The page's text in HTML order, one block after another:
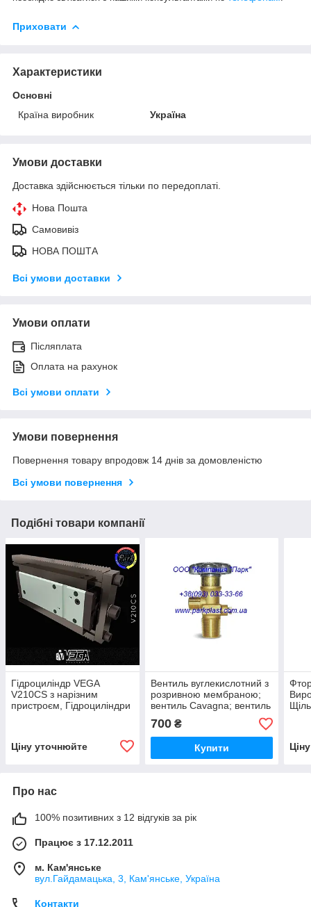
Приховати
Характеристики
Основні
Країна виробник
Україна
Умови доставки
Доставка здійснюється тільки по передоплаті.
Нова Пошта
Самовивіз
НОВА ПОШТА
Всі умови доставки
Умови оплати
Післяплата
Оплата на рахунок
Всі умови оплати
Умови повернення
Повернення товару впродовж 14 днів за домовленістю
Всі умови повернення
Подібні товари компанії
Гідроциліндр VEGA
V210CS з нарізним
пристроєм, Гідроциліндри
Ціну уточнюйте
Вентиль вуглекислотний з
розривною мембраною;
вентиль Cavagna; вентиль
для двоокису
вуглецю;вентиль СО2
Італія
700₴
Купити
Про нас
100% позитивних з 12 відгуків за рік
Працює з 17.12.2011
м. Кам'янське
вул.Гайдамацька, 3, Кам'янське, Україна
Контакти